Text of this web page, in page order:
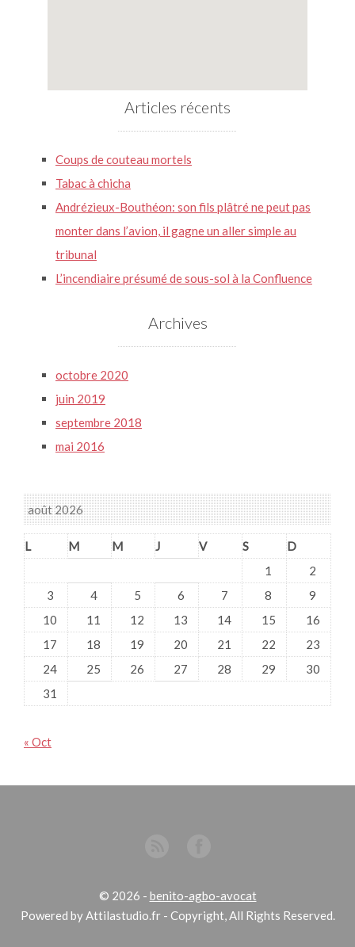
Articles récents
Coups de couteau mortels
Tabac à chicha
Andrézieux-Bouthéon: son fils plâtré ne peut pas
monter dans l’avion, il gagne un aller simple au
tribunal
L’incendiaire présumé de sous-sol à la Confluence
Archives
octobre 2020
juin 2019
septembre 2018
mai 2016
août 2026
L M M J V S
D
1
2
3
4 5 6 7 8
9
10
11 12 13 14 15
16
17
18 19 20 21 22
23
24
25 26 27 28 29
30
31
« Oct
© 2026 - benito-agbo-avocat
Powered by Attilastudio.fr - Copyright, All Rights Reserved.